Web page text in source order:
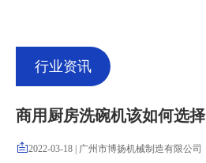
行业资讯
商用厨房洗碗机该如何选择
2022-03-18 广州市博扬机械制造有限公司